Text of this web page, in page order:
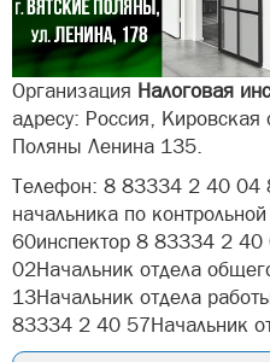
Организация Налоговая
адресу: Россия, Кировская
Поляны Ленина 135.
Телефон: 8 83334 2 40 04
начальника по
60инспектор 8 83334 2
02Начальник отдела
13Начальник отдела
83334 2 40 57Начальник
задолжностей8 83334 2